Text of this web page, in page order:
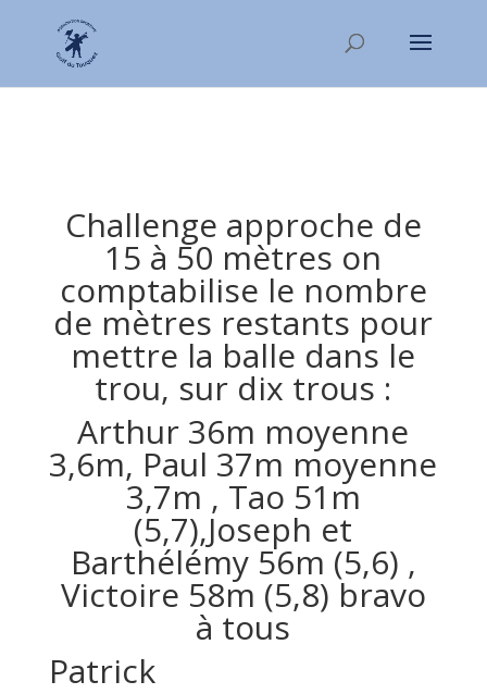
Challenge approche de
15 à 50 mètres on
comptabilise le nombre
de mètres restants pour
mettre la balle dans le
trou, sur dix trous :
Arthur 36m moyenne
3,6m, Paul 37m moyenne
3,7m , Tao 51m
(5,7),Joseph et
Barthélémy 56m (5,6) ,
Victoire 58m (5,8) bravo
à tous
Patrick